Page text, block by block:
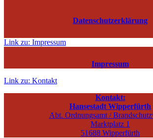
Datenschutzerklärung
Link zu: Impressum
Impressum
Link zu: Kontakt
Kontakt:
Hansestadt Wipperfürth
Abt. Ordnungsamt /
Marktplatz 1
51688 Wipperfürth